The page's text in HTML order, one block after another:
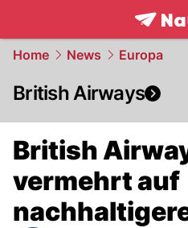
Home News Europa
British Airways
British
vermehrt auf